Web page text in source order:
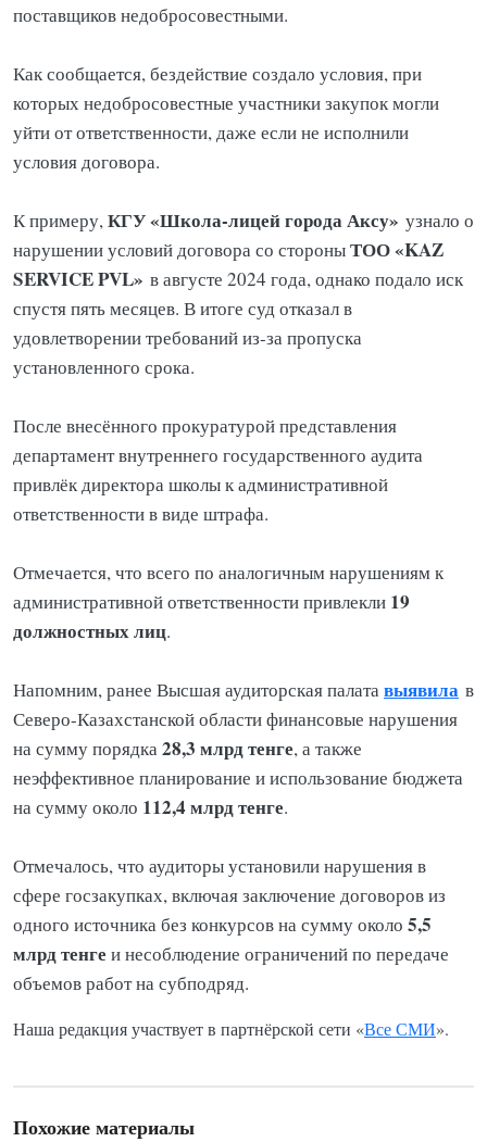
поставщиков недобросовестными.
Как сообщается, бездействие создало условия, при
которых недобросовестные участники закупок могли
уйти от ответственности, даже если не исполнили
условия договора.
К примеру,КГУ «Школа-лицей города Аксу» узнало о
нарушении условий договора со стороныТОО «KAZ
SERVICE PVL» в августе 2024 года, однако подало иск
спустя пять месяцев. В итоге суд отказал в
удовлетворении требований из-за пропуска
установленного срока.
После внесённого прокуратурой представления
департамент внутреннего государственного аудита
привлёк директора школы к административной
ответственности в виде штрафа.
Отмечается, что всего по аналогичным нарушениям к
административной ответственности привлекли 19
должностных лиц.
Напомним, ранее Высшая аудиторская палатавыявила в
Северо-Казахстанской области финансовые нарушения
на сумму порядка28,3 млрд тенге, а также
неэффективное планирование и использование бюджета
на сумму около 112,4 млрд тенге.
Отмечалось, что аудиторы установили нарушения в
сфере госзакупках, включая заключение договоров из
одного источника без конкурсов на сумму около 5,5
млрд тенге и несоблюдение ограничений по передаче
объемов работ на субподряд.
Наша редакция участвует в партнёрской сети «Все СМИ».
Похожие материалы